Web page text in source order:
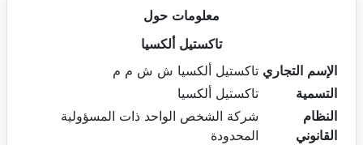
معلومات حول
تاكستيل ألكسيا
الإسم التجاري تاكستيل ألكسيا ش ش م م
التسمية
تاكستيل ألكسيا
النظام
القانوني
شركة الشخص الواحد ذات المسؤولية
المحدودة